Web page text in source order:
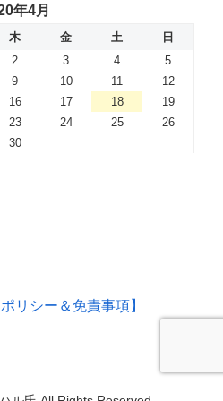
年4月
木 金 土
日
2 3 4
5
9 10 11
12
16 17 18
19
23 24 25
26
30
リシー＆免責事項】